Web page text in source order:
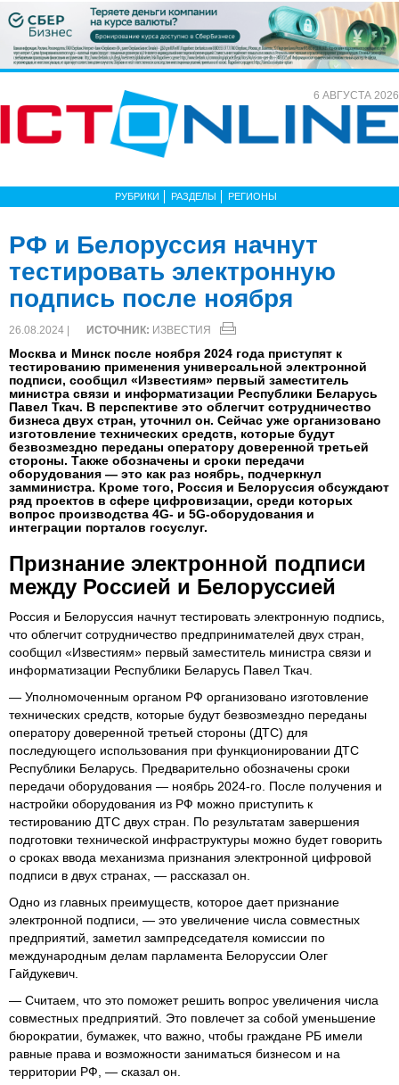
6 АВГУСТА 2026
РУБРИКИ РАЗДЕЛЫ РЕГИОНЫ
РФ и Белоруссия начнут
тестировать электронную
подпись после ноября
26.08.2024 | ИСТОЧНИК: ИЗВЕСТИЯ
Москва и Минск после ноября 2024 года приступят к
тестированию применения универсальной электронной
подписи, сообщил «Известиям» первый заместитель
министра связи и информатизации Республики Беларусь
Павел Ткач. В перспективе это облегчит сотрудничество
бизнеса двух стран, уточнил он. Сейчас уже организовано
изготовление технических средств, которые будут
безвозмездно переданы оператору доверенной третьей
стороны. Также обозначены и сроки передачи
оборудования — это как раз ноябрь, подчеркнул
замминистра. Кроме того, Россия и Белоруссия обсуждают
ряд проектов в сфере цифровизации, среди которых
вопрос производства 4G- и 5G-оборудования и
интеграции порталов госуcлуг.
Признание электронной подписи
между Россией и Белоруссией
Россия и Белоруссия начнут тестировать электронную подпись,
что облегчит сотрудничество предпринимателей двух стран,
сообщил «Известиям» первый заместитель министра связи и
информатизации Республики Беларусь Павел Ткач.
— Уполномоченным органом РФ организовано изготовление
технических средств, которые будут безвозмездно переданы
оператору доверенной третьей стороны (ДТС) для
последующего использования при функционировании ДТС
Республики Беларусь. Предварительно обозначены сроки
передачи оборудования — ноябрь 2024-го. После получения и
настройки оборудования из РФ можно приступить к
тестированию ДТС двух стран. По результатам завершения
подготовки технической инфраструктуры можно будет говорить
о сроках ввода механизма признания электронной цифровой
подписи в двух странах, — рассказал он.
Одно из главных преимуществ, которое дает признание
электронной подписи, — это увеличение числа совместных
предприятий, заметил зампредседателя комиссии по
международным делам парламента Белоруссии Олег
Гайдукевич.
— Считаем, что это поможет решить вопрос увеличения числа
совместных предприятий. Это повлечет за собой уменьшение
бюрократии, бумажек, что важно, чтобы граждане РБ имели
равные права и возможности заниматься бизнесом и на
территории РФ, — сказал он.